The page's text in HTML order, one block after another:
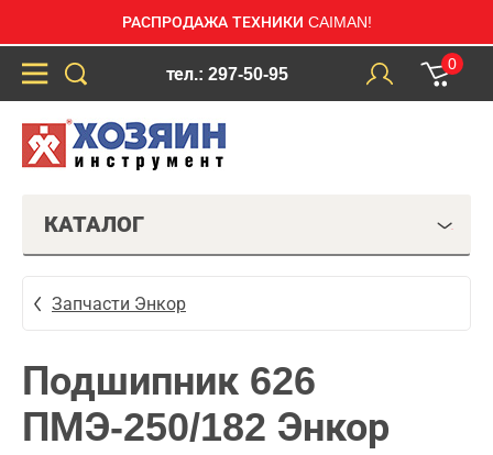
РАСПРОДАЖА ТЕХНИКИ CAIMAN!
тел.: 297-50-95
0
КАТАЛОГ
Запчасти Энкор
Подшипник 626
ПМЭ-250/182 Энкор